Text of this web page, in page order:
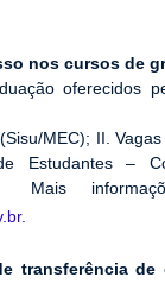
nos cursos de
oferecidos
MEC); II.
Estudantes –
.
transferência